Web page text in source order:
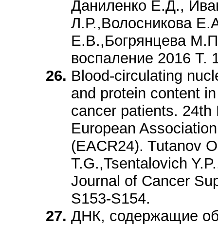
Даниленко Е.Д.,
Л.Р.,Волосникова
Е.В.,Богрянцева
воспаление 2016
Blood-circulating
and protein content
cancer patients.
European
(EACR24). Tutanov
T.G.,Tsentalovich
Journal of Cancer
S153-S154.
ДНК, содержащие